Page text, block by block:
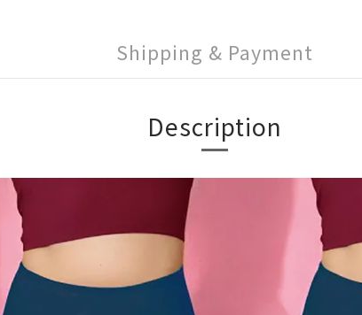
Shipping & Payment
Description